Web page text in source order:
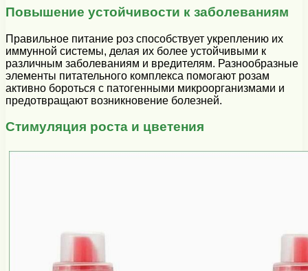
Повышение устойчивости к заболеваниям
Правильное питание роз способствует укреплению их
иммунной системы, делая их более устойчивыми к
различным заболеваниям и вредителям. Разнообразные
элементы питательного комплекса помогают розам
активно бороться с патогенными микроорганизмами и
предотвращают возникновение болезней.
Стимуляция роста и цветения